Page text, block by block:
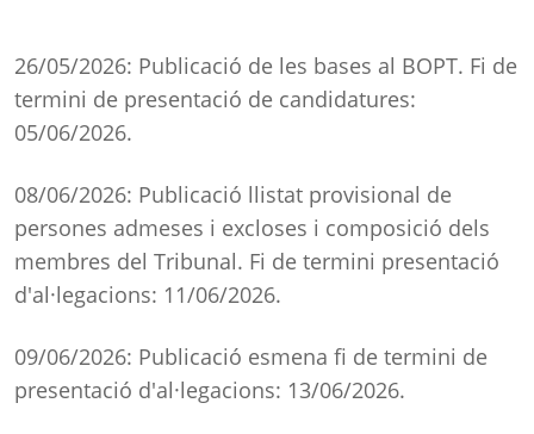
26/05/2026: Publicació de les bases al BOPT. Fi de
termini de presentació de candidatures:
05/06/2026.
08/06/2026: Publicació llistat provisional de
persones admeses i excloses i composició dels
membres del Tribunal. Fi de termini presentació
d'al·legacions: 11/06/2026.
09/06/2026: Publicació esmena fi de termini de
presentació d'al·legacions: 13/06/2026.